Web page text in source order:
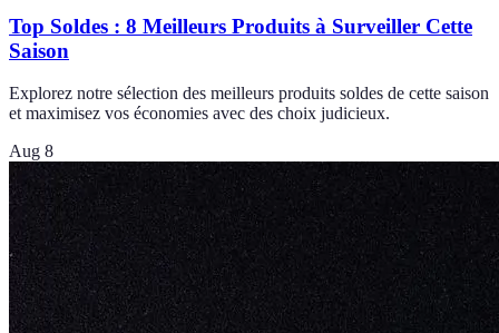
Top Soldes : 8 Meilleurs Produits à Surveiller Cette
Saison
Explorez notre sélection des meilleurs produits soldes de cette saison
et maximisez vos économies avec des choix judicieux.
Aug 8